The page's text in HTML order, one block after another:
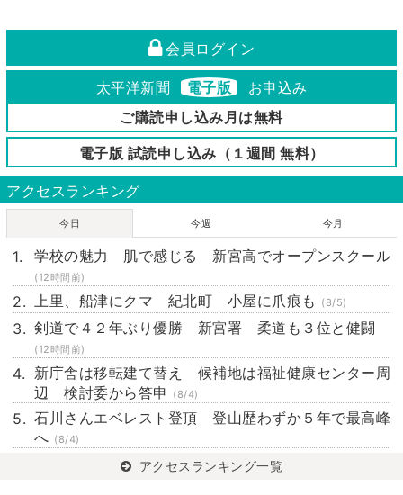
会員ログイン
太平洋新聞 電子版
お申込み
ご購読申し込み月は無料
電子版 試読申し込み（１週間 無料）
アクセスランキング
今日 今週 今月
学校の魅力 肌で感じる 新宮高でオープンスクール
(12時間前)
上里、船津にクマ 紀北町 小屋に爪痕も (8/5)
剣道で４２年ぶり優勝 新宮署 柔道も３位と健闘
(12時間前)
新庁舎は移転建て替え 候補地は福祉健康センター周
辺 検討委から答申
(8/4)
石川さんエベレスト登頂 登山歴わずか５年で最高峰
へ (8/4)
アクセスランキング一覧